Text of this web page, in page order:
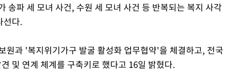
송파 세 모녀 사건, 수원 세 모녀 사건 등 반복되는 복지 사각
선다.
원과 '복지위기가구 발굴 활성화 업무협약'을 체결하고, 전국
및 연계 체계를 구축키로 했다고 16일 밝혔다.